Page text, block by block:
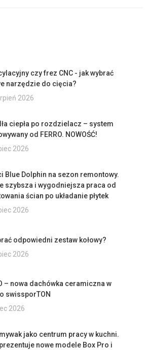
czy frez CNC - jak wybrać
narzędzie do cięcia?
2026
ciepła po rozdzielacz – system
od FERRO. NOWOŚĆ!
2026
Blue Dolphin na sezon remontowy.
szybsza i wygodniejsza praca od
ścian po układanie płytek
2026
odpowiedni zestaw kołowy?
2026
– nowa dachówka ceramiczna w
swissporTON
2026
jako centrum pracy w kuchni.
nowe modele Box Pro i